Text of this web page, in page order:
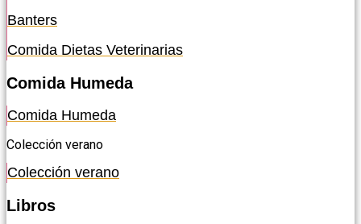
Banters
Comida Dietas Veterinarias
Comida Humeda
Comida Humeda
Colección verano
Colección verano
Libros